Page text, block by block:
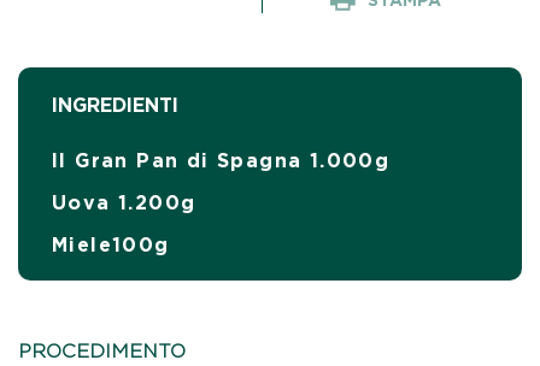
INGREDIENTI
Il Gran Pan di Spagna 1.000g
Uova 1.200g
Miele100g
PROCEDIMENTO